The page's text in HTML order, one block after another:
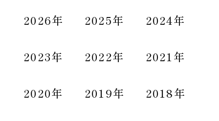
2026年 2025年 2024年
2023年 2022年 2021年
2020年 2019年 2018年